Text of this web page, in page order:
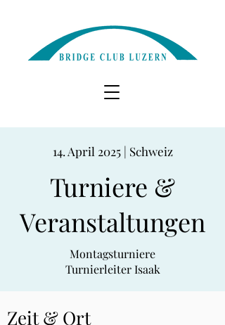
14. April 2025 | Schweiz
Turniere &
Veranstaltungen
Montagsturniere
Turnierleiter Isaak
Zeit & Ort